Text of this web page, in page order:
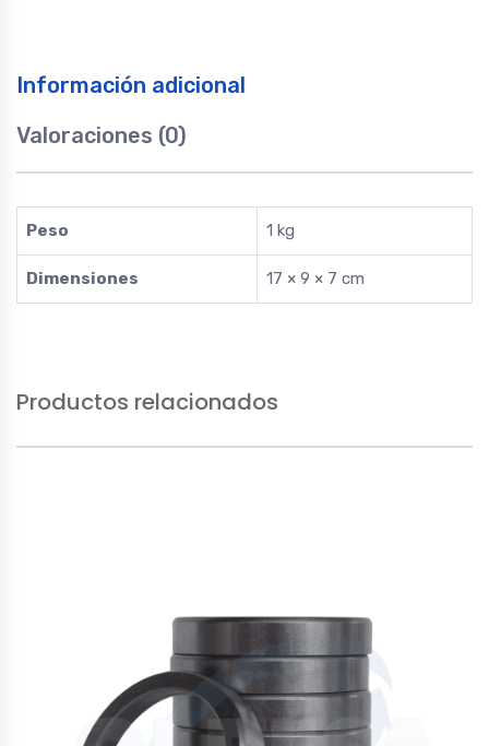
Información adicional
Valoraciones (0)
Peso 1 kg
Dimensiones 17 × 9 × 7 cm
Productos relacionados